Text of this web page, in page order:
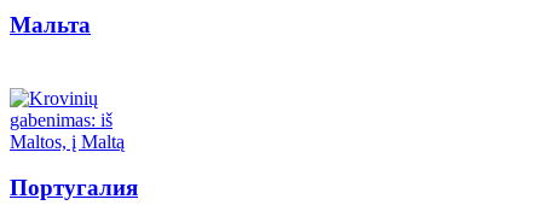
Мальта
Португалия